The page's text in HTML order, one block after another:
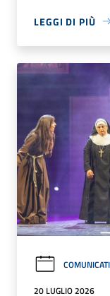
LEGGI DI PIÙ
COMUNICATI
20 LUGLIO 2026